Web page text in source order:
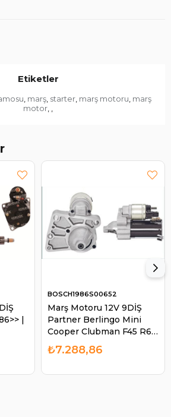
Etiketler
, marş, starter, marş motoru, marş
motor, ,
|
Marş Motoru 12V 9DİŞ
Partner Berlingo Mini
Cooper Clubman F45 R60
| BOSCH 1986S00652
BOSCH1986S00652
₺7.288,86